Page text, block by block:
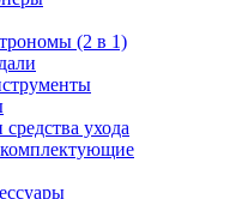
(2 в 1)
ухода